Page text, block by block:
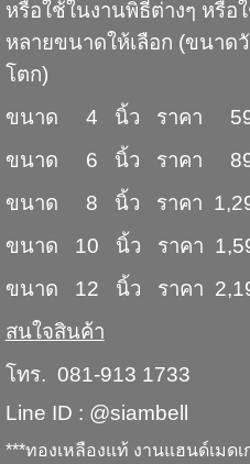
หรือใช้ในงานพิธีต่างๆ หรื
หลายขนาดให้เลือก (ขนาด
โตก)
ขนาด 4 นิ้ว ราคา
ขนาด 6 นิ้ว ราคา
ขนาด 8 นิ้ว ราคา
ขนาด 10 นิ้ว ราคา
ขนาด 12 นิ้ว ราคา
สนใจสินค้า
โทร. 081-913 1733
Line ID : @siambell
***ทองเหลืองแท้ งานแฮนด์เมด